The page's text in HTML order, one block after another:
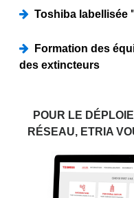
Toshiba labellisée
Formation des
des extincteurs
POUR LE
RÉSEAU, ETRIA